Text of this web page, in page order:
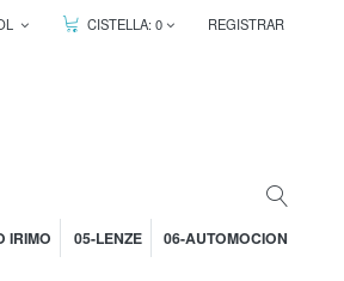
CISTELLA:0 REGISTRAR
IRIMO 05-LENZE 06-AUTOMOCION